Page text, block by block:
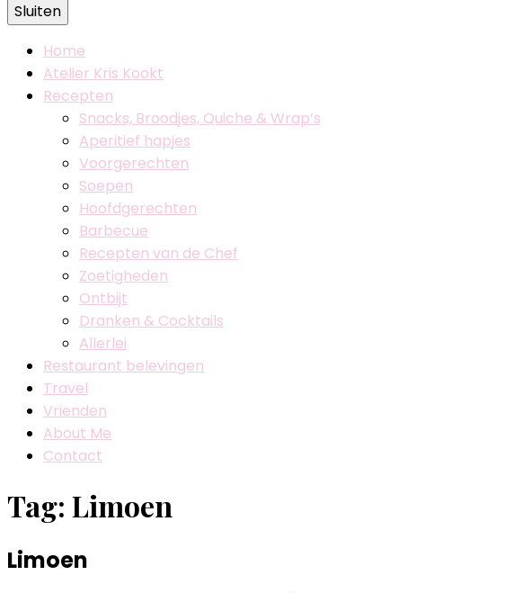
Kris Kookt
Sluiten
Home
Atelier Kris Kookt
Recepten
Snacks, Broodjes, Quiche & Wrap’s
Aperitief hapjes
Voorgerechten
Soepen
Hoofdgerechten
Barbecue
Recepten van de Chef
Zoetigheden
Ontbijt
Dranken & Cocktails
Allerlei
Restaurant belevingen
Travel
Vrienden
About Me
Contact
Tag: Limoen
Limoen